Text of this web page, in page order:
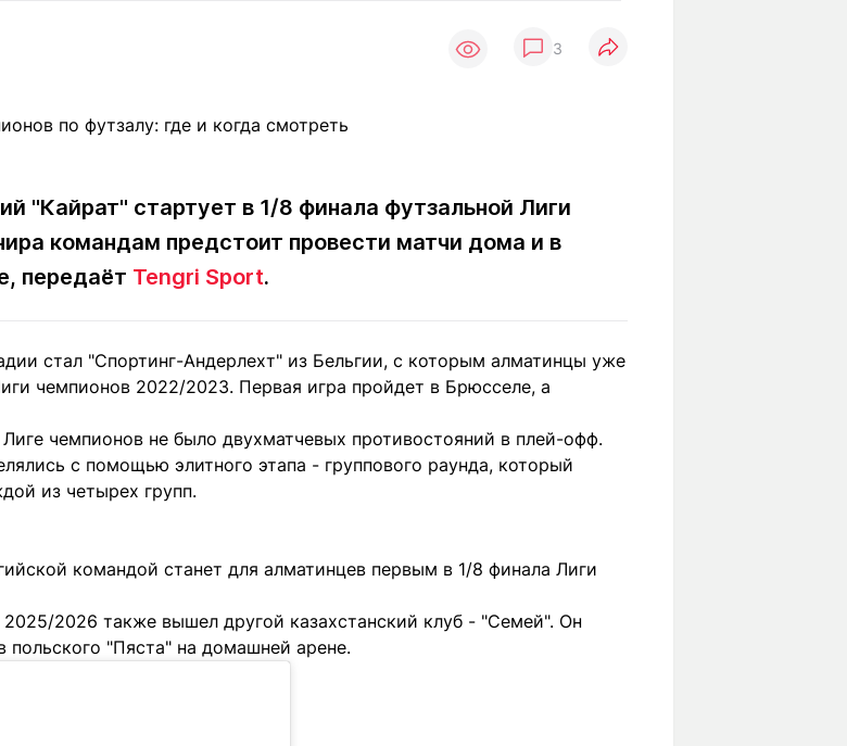
Путевые
Учебные
Вакансии Реклама Пресс-центр Светлая тема
3
"Кайрат" стартует в 1/8 финала футзальной Лиги
командам предстоит провести матчи дома и в
передаёт Tengri Sport.
стал "Спортинг-Андерлехт" из Бельгии, с которым алматинцы уже
чемпионов 2022/2023. Первая игра пройдет в Брюсселе, а
чемпионов не было двухматчевых противостояний в плей-офф.
с помощью элитного этапа - группового раунда, который
из четырех групп.
командой станет для алматинцев первым в 1/8 финала Лиги
2026 также вышел другой казахстанский клуб - "Семей". Он
польского "Пяста" на домашней арене.